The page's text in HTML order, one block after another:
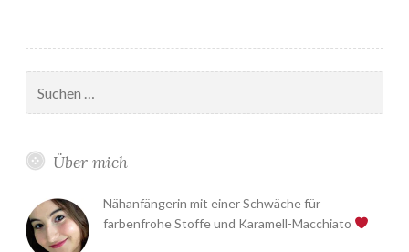
nach:
Über mich
Nähanfängerin mit einer Schwäche für
farbenfrohe Stoffe und Karamell-Macchiato